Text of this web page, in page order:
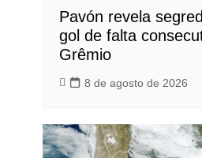
Pavón revela
gol de falta
Grêmio
8 de agosto de 2026